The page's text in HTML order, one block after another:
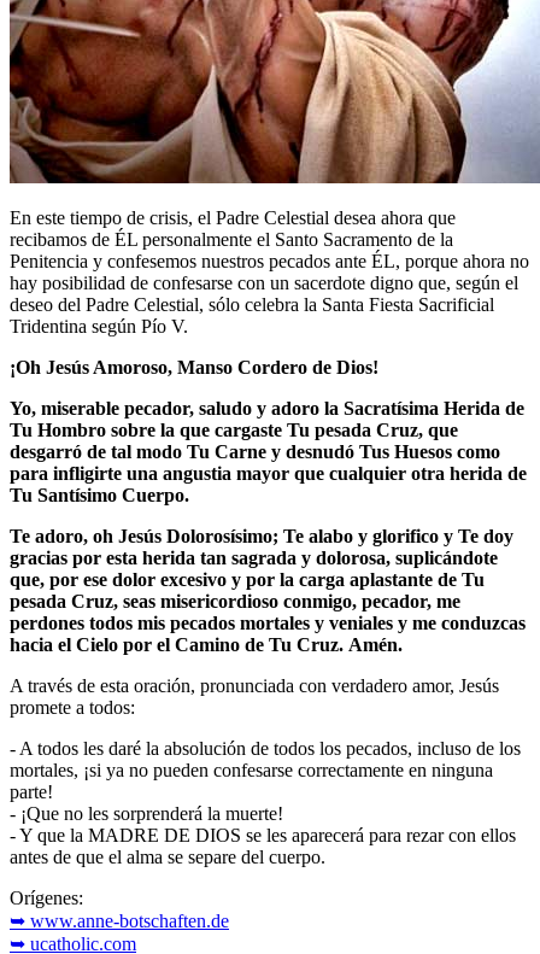
En este tiempo de crisis, el Padre Celestial desea ahora que
recibamos de ÉL personalmente el Santo Sacramento de la
Penitencia y confesemos nuestros pecados ante ÉL, porque ahora no
hay posibilidad de confesarse con un sacerdote digno que, según el
deseo del Padre Celestial, sólo celebra la Santa Fiesta Sacrificial
Tridentina según Pío V.
¡Oh Jesús Amoroso, Manso Cordero de Dios!
Yo, miserable pecador, saludo y adoro la Sacratísima Herida de
Tu Hombro sobre la que cargaste Tu pesada Cruz, que
desgarró de tal modo Tu Carne y desnudó Tus Huesos como
para infligirte una angustia mayor que cualquier otra herida de
Tu Santísimo Cuerpo.
Te adoro, oh Jesús Dolorosísimo; Te alabo y glorifico y Te doy
gracias por esta herida tan sagrada y dolorosa, suplicándote
que, por ese dolor excesivo y por la carga aplastante de Tu
pesada Cruz, seas misericordioso conmigo, pecador, me
perdones todos mis pecados mortales y veniales y me conduzcas
hacia el Cielo por el Camino de Tu Cruz. Amén.
A través de esta oración, pronunciada con verdadero amor, Jesús
promete a todos:
- A todos les daré la absolución de todos los pecados, incluso de los
mortales, ¡si ya no pueden confesarse correctamente en ninguna
parte!
- ¡Que no les sorprenderá la muerte!
- Y que la MADRE DE DIOS se les aparecerá para rezar con ellos
antes de que el alma se separe del cuerpo.
Orígenes:
➥ www.anne-botschaften.de
➥ ucatholic.com